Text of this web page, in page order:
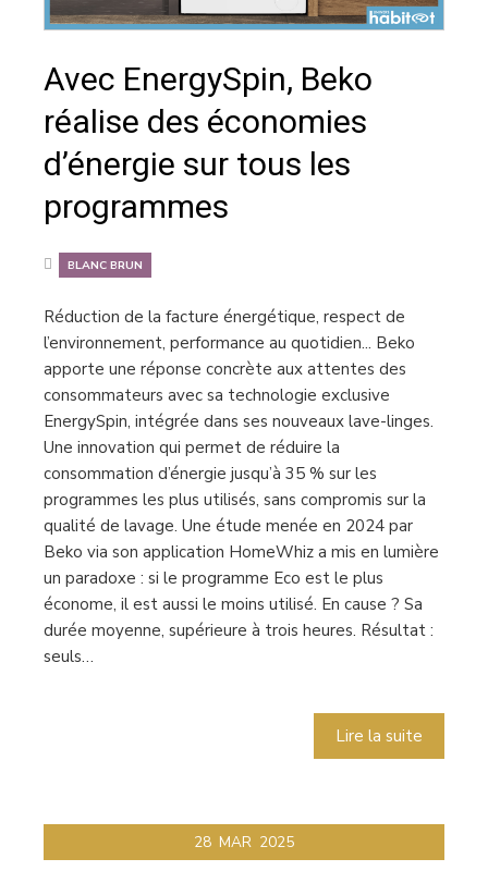
Avec EnergySpin, Beko
réalise des économies
d’énergie sur tous les
programmes
BLANC BRUN
Réduction de la facture énergétique, respect de
l’environnement, performance au quotidien... Beko
apporte une réponse concrète aux attentes des
consommateurs avec sa technologie exclusive
EnergySpin, intégrée dans ses nouveaux lave-linges.
Une innovation qui permet de réduire la
consommation d’énergie jusqu’à 35 % sur les
programmes les plus utilisés, sans compromis sur la
qualité de lavage. Une étude menée en 2024 par
Beko via son application HomeWhiz a mis en lumière
un paradoxe : si le programme Eco est le plus
économe, il est aussi le moins utilisé. En cause ? Sa
durée moyenne, supérieure à trois heures. Résultat :
seuls…
Lire la suite
28 MAR 2025